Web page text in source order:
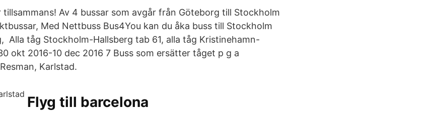
Av 4 bussar som avgår från Göteborg till Stockholm
Med Nettbuss Bus4You kan du åka buss till Stockholm
Alla tåg Stockholm-Hallsberg tab 61, alla tåg Kristinehamn-
okt 2016-10 dec 2016 7 Buss som ersätter tåget p g a
Karlstad.
Flyg till barcelona